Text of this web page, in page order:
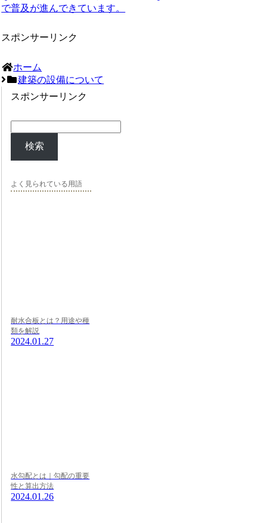
で普及 が進んできています。
スポンサーリンク
ホーム
建築の設備について
スポンサーリンク
検索
よく見られている用語
耐水合板とは？用途や種
類を解説
2024.01.27
水勾配とは｜勾配の重要
性と算出方法
2024.01.26